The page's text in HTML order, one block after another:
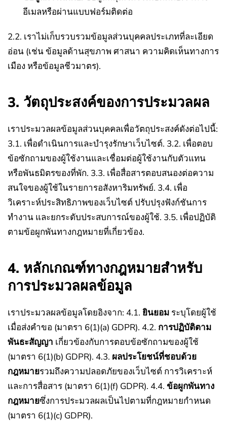
อีเมลหรือผ่านแบบฟอร์มติดต่อ
2.2. เราไม่เก็บรวบรวมข้อมูลส่วนบุคคลประเภทที่ละเอียด
อ่อน (เช่น ข้อมูลด้านสุขภาพ ศาสนา ความคิดเห็นทางการ
เมือง หรือข้อมูลชีวมาตร).
3. วัตถุประสงค์ของการประมวลผล
เราประมวลผลข้อมูลส่วนบุคคลเพื่อวัตถุประสงค์ดังต่อไปนี้:
3.1. เพื่อดำเนินการและบำรุงรักษาเว็บไซต์. 3.2. เพื่อตอบ
ข้อซักถามของผู้ใช้งานและเชื่อมต่อผู้ใช้งานกับตัวแทน
หรือพันธมิตรของที่พัก. 3.3. เพื่อสื่อสารตอบสนองต่อความ
สนใจของผู้ใช้ในรายการอสังหาริมทรัพย์. 3.4. เพื่อ
วิเคราะห์ประสิทธิภาพของเว็บไซต์ ปรับปรุงฟังก์ชันการ
ทำงาน และยกระดับประสบการณ์ของผู้ใช้. 3.5. เพื่อปฏิบัติ
ตามข้อผูกพันทางกฎหมายที่เกี่ยวข้อง.
4. หลักเกณฑ์ทางกฎหมายสำหรับ
การประมวลผลข้อมูล
เราประมวลผลข้อมูลโดยอิงจาก: 4.1. ยินยอม ระบุโดยผู้ใช้
เมื่อส่งคำขอ (มาตรา 6(1)(a) GDPR). 4.2. การปฏิบัติตาม
พันธะสัญญา เกี่ยวข้องกับการตอบข้อซักถามของผู้ใช้
(มาตรา 6(1)(b) GDPR). 4.3. ผลประโยชน์ที่ชอบด้วย
กฎหมายรวมถึงความปลอดภัยของเว็บไซต์ การวิเคราะห์
และการสื่อสาร (มาตรา 6(1)(f) GDPR). 4.4. ข้อผูกพันทาง
กฎหมายซึ่งการประมวลผลเป็นไปตามที่กฎหมายกำหนด
(มาตรา 6(1)(c) GDPR).